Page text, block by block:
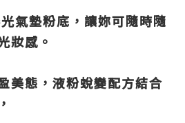
氣墊粉底，讓妳可隨時隨
妝感。
美態，液粉蛻變配方結合